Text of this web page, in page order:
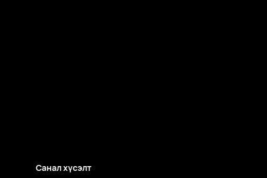
Санал хүсэлт